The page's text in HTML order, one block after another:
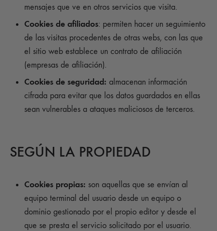
mensajes que ve en otros servicios que visita.
Cookies de afiliados: permiten hacer un seguimiento
de las visitas procedentes de otras webs, con las que
el sitio web establece un contrato de afiliación
(empresas de afiliación).
Cookies de seguridad: almacenan información
cifrada para evitar que los datos guardados en ellas
sean vulnerables a ataques maliciosos de terceros.
SEGÚN LA PROPIEDAD
Cookies propias: son aquellas que se envían al
equipo terminal del usuario desde un equipo o
dominio gestionado por el propio editor y desde el
que se presta el servicio solicitado por el usuario.